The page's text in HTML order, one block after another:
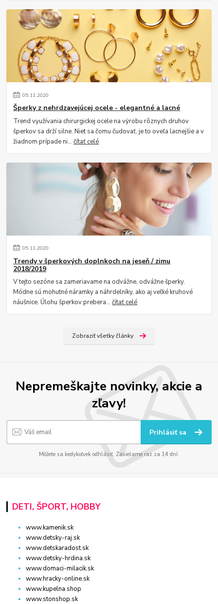
05.11.2020
Šperky z nehrdzavejúcej ocele - elegantné a lacné
Trend využívania chirurgickej ocele na výrobu rôznych druhov
šperkov sa drží silne. Niet sa čomu čudovať, je to oveľa lacnejšie a v
žiadnom prípade ni...čítať celé
05.11.2020
Trendy v šperkových doplnkoch na jeseň / zimu
2018/2019
V tejto sezóne sa zameriavame na odvážne, odvážne šperky.
Módne sú mohutné náramky a náhrdelníky, ako aj veľké kruhové
náušnice. Úlohu šperkov prebera...čítať celé
Zobraziť všetky články
Nepremeškajte novinky, akcie a
zľavy!
Prihlásiť sa
Môžete sa kedykoľvek odhlásiť. Zasielame raz za 14 dní.
DETI, ŠPORT, HOBBY
www.kamenik.sk
www.detsky-raj.sk
www.detskaradost.sk
www.detsky-hrdina.sk
www.domaci-milacik.sk
www.hracky-online.sk
www.kupelna.shop
www.stonshop.sk